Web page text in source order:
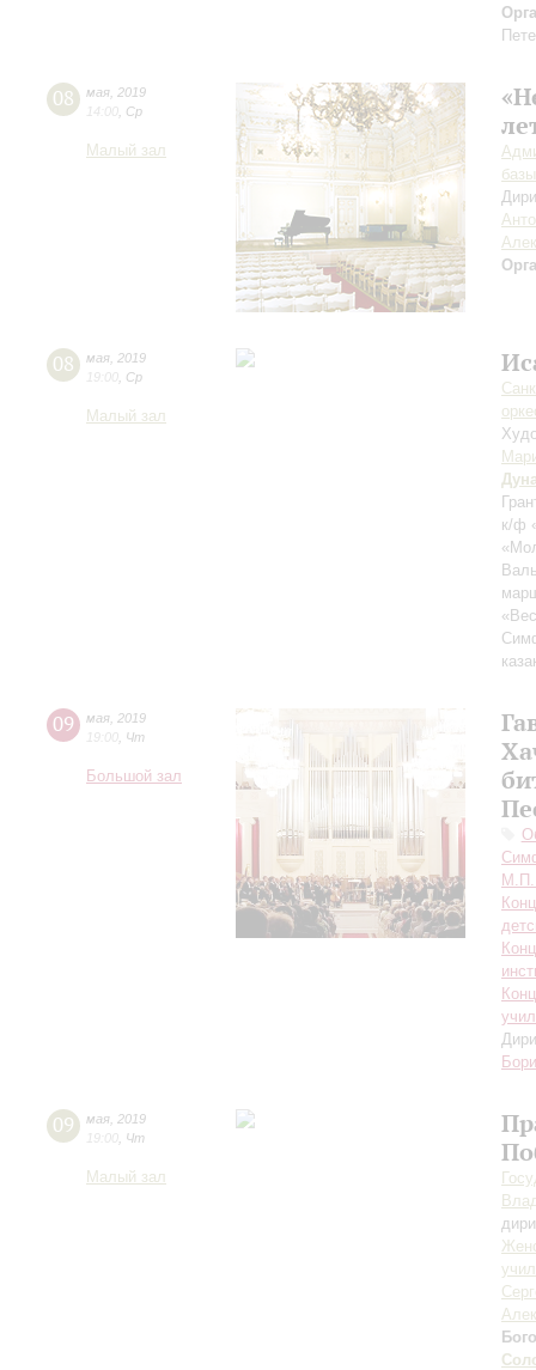
08 мая 2019
14:00 Ср
Малый зал
базы
08 мая 2019
19:00 Ср
Малый зал
к/ф
09 мая 2019
19:00 Чт
Большой зал
09 мая 2019
19:00 Чт
Малый зал